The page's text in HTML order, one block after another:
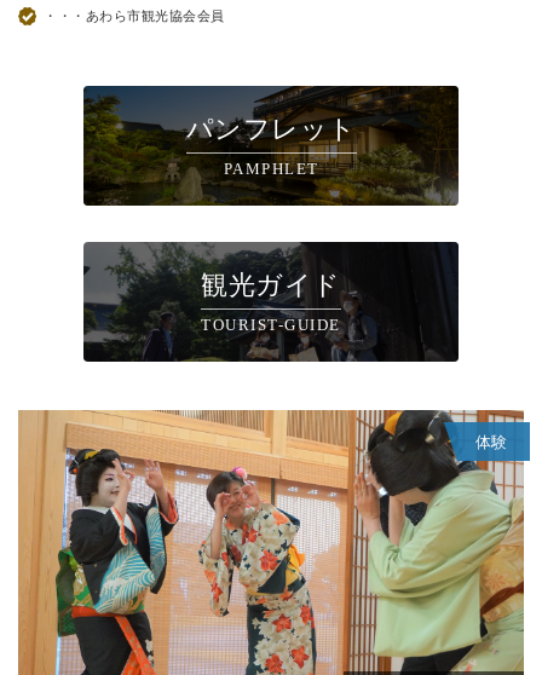
・・・あわら市観光協会会員
パンフレット
PAMPHLET
観光ガイド
TOURIST-GUIDE
体験